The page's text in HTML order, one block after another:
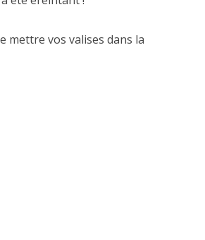
mettre vos valises dans la